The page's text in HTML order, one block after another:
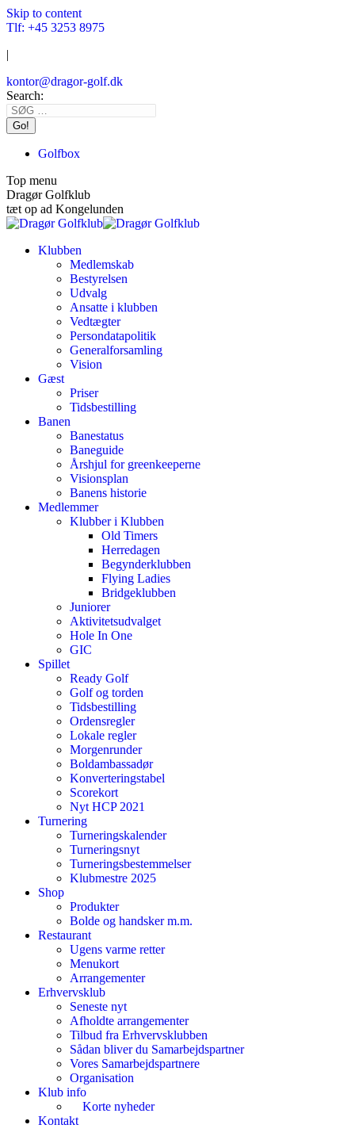
Skip to content
Tlf: +45 3253 8975
|
kontor@dragor-golf.dk
Search:
Golfbox
Top menu
Dragør Golfklub
tæt op ad Kongelunden
Klubben
Medlemskab
Bestyrelsen
Udvalg
Ansatte i klubben
Vedtægter
Persondatapolitik
Generalforsamling
Vision
Gæst
Priser
Tidsbestilling
Banen
Banestatus
Baneguide
Årshjul for greenkeeperne
Visionsplan
Banens historie
Medlemmer
Klubber i Klubben
Old Timers
Herredagen
Begynderklubben
Flying Ladies
Bridgeklubben
Juniorer
Aktivitetsudvalget
Hole In One
GIC
Spillet
Ready Golf
Golf og torden
Tidsbestilling
Ordensregler
Lokale regler
Morgenrunder
Boldambassadør
Konverteringstabel
Scorekort
Nyt HCP 2021
Turnering
Turneringskalender
Turneringsnyt
Turneringsbestemmelser
Klubmestre 2025
Shop
Produkter
Bolde og handsker m.m.
Restaurant
Ugens varme retter
Menukort
Arrangementer
Erhvervsklub
Seneste nyt
Afholdte arrangementer
Tilbud fra Erhvervsklubben
Sådan bliver du Samarbejdspartner
Vores Samarbejdspartnere
Organisation
Klub info
Korte nyheder
Kontakt